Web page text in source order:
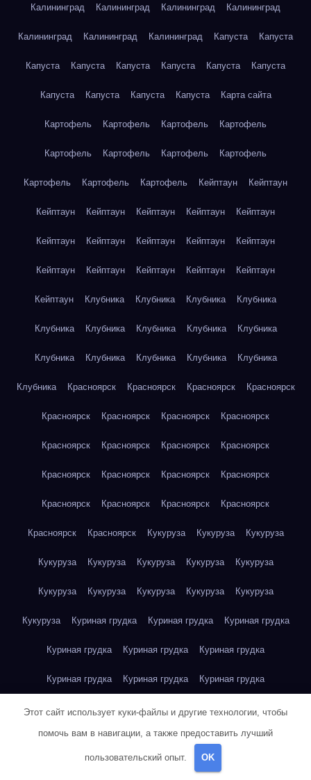
Калининград Калининград Калининград Калининград
Калининград Калининград Калининград Капуста Капуста
Капуста Капуста Капуста Капуста Капуста Капуста
Капуста Капуста Капуста Капуста Карта сайта
Картофель Картофель Картофель Картофель
Картофель Картофель Картофель Картофель
Картофель Картофель Картофель Кейптаун Кейптаун
Кейптаун Кейптаун Кейптаун Кейптаун Кейптаун
Кейптаун Кейптаун Кейптаун Кейптаун Кейптаун
Кейптаун Кейптаун Кейптаун Кейптаун Кейптаун
Кейптаун Клубника Клубника Клубника Клубника
Клубника Клубника Клубника Клубника Клубника
Клубника Клубника Клубника Клубника Клубника
Клубника Красноярск Красноярск Красноярск Красноярск
Красноярск Красноярск Красноярск Красноярск
Красноярск Красноярск Красноярск Красноярск
Красноярск Красноярск Красноярск Красноярск
Красноярск Красноярск Красноярск Красноярск
Красноярск Красноярск Кукуруза Кукуруза Кукуруза
Кукуруза Кукуруза Кукуруза Кукуруза Кукуруза
Кукуруза Кукуруза Кукуруза Кукуруза Кукуруза
Кукуруза Куриная грудка Куриная грудка Куриная грудка
Куриная грудка Куриная грудка Куриная грудка
Куриная грудка Куриная грудка Куриная грудка
Куриная грудка Куриная грудка Куриная грудка
Куриная грудка Куриная грудка Куриная грудка
Этот сайт использует куки-файлы и другие технологии, чтобы
помочь вам в навигации, а также предоставить лучший
пользовательский опыт. OK